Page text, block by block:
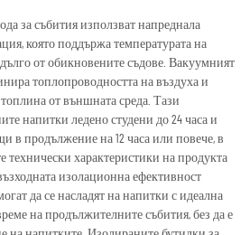
за събития използват напреднала
която поддържа температурата на
от обикновените съдове. Вакуумният
топлопроводността на въздуха и
от външната среда. Тази
напитки ледено студени до 24 часа и
в продължение на 12 часа или повече, в
технически характеристики на продукта
изолационна ефективност
да се насладят на напитки с идеална
на продължителните събития, без да е